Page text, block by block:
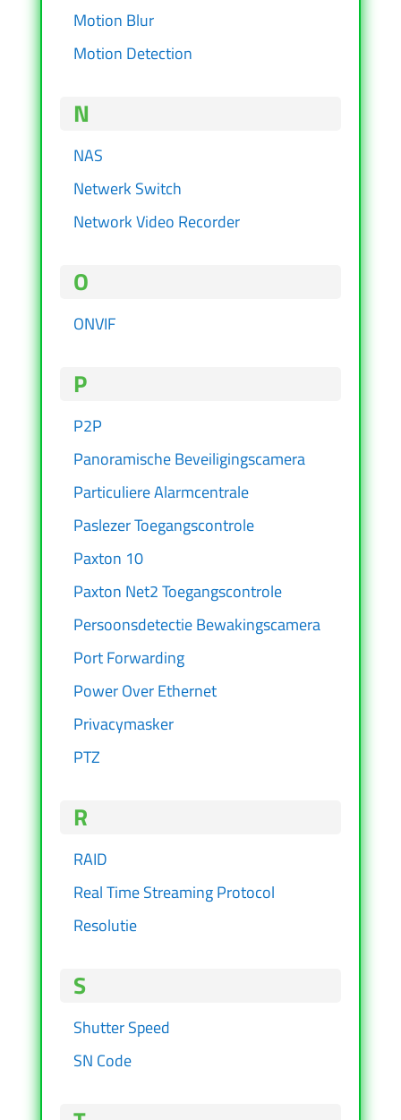
Motion Blur
Motion Detection
N
NAS
Netwerk Switch
Network Video Recorder
O
ONVIF
P
P2P
Panoramische Beveiligingscamera
Particuliere Alarmcentrale
Paslezer Toegangscontrole
Paxton 10
Paxton Net2 Toegangscontrole
Persoonsdetectie Bewakingscamera
Port Forwarding
Power Over Ethernet
Privacymasker
PTZ
R
RAID
Real Time Streaming Protocol
Resolutie
S
Shutter Speed
SN Code